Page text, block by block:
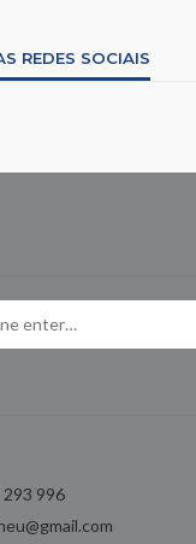
REDES SOCIAIS
996